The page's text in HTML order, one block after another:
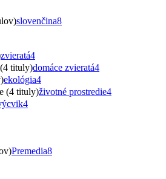
slovenčina8
zvieratá4
tituly)domáce zvieratá4
ekológia4
(4 tituly)životné prostredie4
4
Premedia8